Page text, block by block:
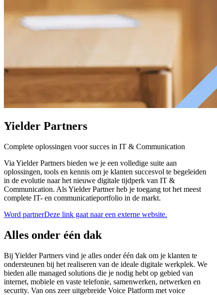
Yielder Partners
Complete oplossingen voor succes in IT & Communication
Via Yielder Partners bieden we je een volledige suite aan
oplossingen, tools en kennis om je klanten succesvol te begeleiden
in de evolutie naar het nieuwe digitale tijdperk van IT &
Communication. Als Yielder Partner heb je toegang tot het meest
complete IT- en communicatieportfolio in de markt.
Word partnerDeze link gaat naar een externe website.
Alles onder één dak
Bij Yielder Partners vind je alles onder één dak om je klanten te
ondersteunen bij het realiseren van de ideale digitale werkplek. We
bieden alle managed solutions die je nodig hebt op gebied van
internet, mobiele en vaste telefonie, samenwerken, netwerken en
security. Van ons zeer uitgebreide Voice Platform met voice